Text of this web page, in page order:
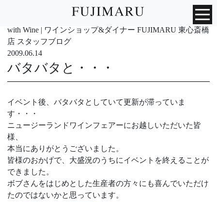
with Wine | ワインショップ&ダイナー FUJIMARU 東心斎橋
店 スタッフブログ
2009.06.14
バタバタと・・・
イベント後、バタバタとしていて更新が滞っていま
す・・・
ニュージーランドワインフェアーにお越しいただいた皆
様、
本当にありがとうございました。
皆様のおかげで、大盛況のうちにイベントを終えることが
できました。
ボブさんをはじめとした生産者の方々にも喜んでいただけ
たのではないかと思っています。